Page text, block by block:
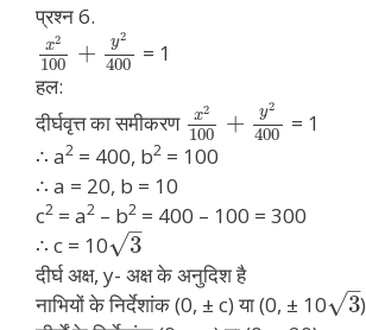
प्रश्न 6.
x2
100 + y2
400
= 1
हल:
दीर्घवृत्त का समीकरण
x2
100 + y2
400
= 1
∴ a2 = 400, b2 = 100
∴ a = 20, b = 10
c2 = a2 – b2 = 400 – 100 = 300
∴ c = 10
3
–
√
दीर्घ अक्ष, y- अक्ष के अनुदिश है
नाभियों के निर्देशांक (0, ± c) या (0, ± 10
3
–
√ )